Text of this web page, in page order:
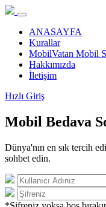
ANASAYFA
Kurallar
MobilVatan Mobil
Hakkımızda
İletişim
Hızlı Giriş
Mobil Bedava
Dünya'nın en sık tercih
sohbet edin.